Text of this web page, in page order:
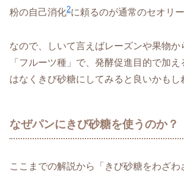
粉の自己消化2に頼るのが通常のセオリー
なので、しいて言えばレーズンや果物か
「フルーツ種」で、発酵促進目的で加
はなくきび砂糖にしてみると良いかもし
なぜパンにきび砂糖を使うのか？
ここまでの解説から「きび砂糖をわざわ